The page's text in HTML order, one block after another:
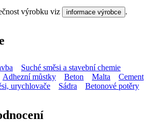
výrobku viz informace výrobce .
Suché směsi a stavební chemie
Adhezní můstky Beton Malta
Cement
urychlovače Sádra
Betonové potěry